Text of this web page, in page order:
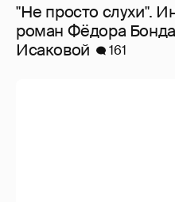
"Не просто слухи".
роман Фёдора
Исаковой
161